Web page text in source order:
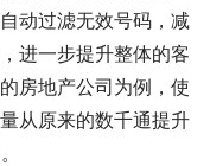
动过滤无效号码，减
进一步提升整体的客
房地产公司为例，使
从原来的数千通提升